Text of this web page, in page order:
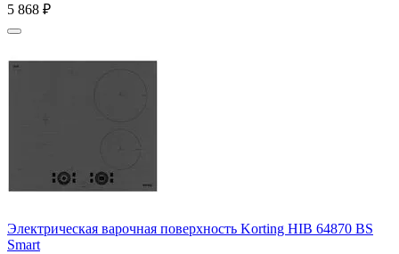
5 868 ₽
Электрическая варочная поверхность Korting HIB 64870 BS
Smart